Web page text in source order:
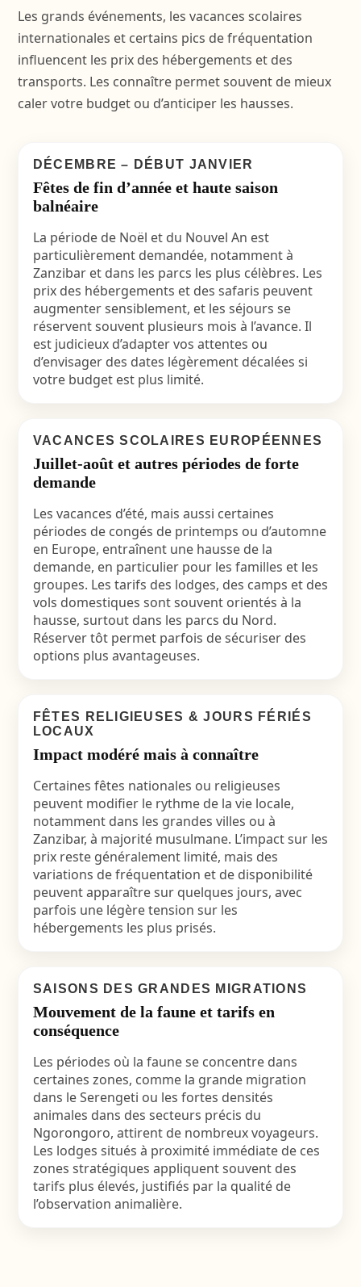
Les grands événements, les vacances scolaires
internationales et certains pics de fréquentation
influencent les prix des hébergements et des
transports. Les connaître permet souvent de mieux
caler votre budget ou d’anticiper les hausses.
DÉCEMBRE – DÉBUT JANVIER
Fêtes de fin d’année et haute saison
balnéaire
La période de Noël et du Nouvel An est
particulièrement demandée, notamment à
Zanzibar et dans les parcs les plus célèbres. Les
prix des hébergements et des safaris peuvent
augmenter sensiblement, et les séjours se
réservent souvent plusieurs mois à l’avance. Il
est judicieux d’adapter vos attentes ou
d’envisager des dates légèrement décalées si
votre budget est plus limité.
VACANCES SCOLAIRES EUROPÉENNES
Juillet-août et autres périodes de forte
demande
Les vacances d’été, mais aussi certaines
périodes de congés de printemps ou d’automne
en Europe, entraînent une hausse de la
demande, en particulier pour les familles et les
groupes. Les tarifs des lodges, des camps et des
vols domestiques sont souvent orientés à la
hausse, surtout dans les parcs du Nord.
Réserver tôt permet parfois de sécuriser des
options plus avantageuses.
FÊTES RELIGIEUSES & JOURS FÉRIÉS
LOCAUX
Impact modéré mais à connaître
Certaines fêtes nationales ou religieuses
peuvent modifier le rythme de la vie locale,
notamment dans les grandes villes ou à
Zanzibar, à majorité musulmane. L’impact sur les
prix reste généralement limité, mais des
variations de fréquentation et de disponibilité
peuvent apparaître sur quelques jours, avec
parfois une légère tension sur les
hébergements les plus prisés.
SAISONS DES GRANDES MIGRATIONS
Mouvement de la faune et tarifs en
conséquence
Les périodes où la faune se concentre dans
certaines zones, comme la grande migration
dans le Serengeti ou les fortes densités
animales dans des secteurs précis du
Ngorongoro, attirent de nombreux voyageurs.
Les lodges situés à proximité immédiate de ces
zones stratégiques appliquent souvent des
tarifs plus élevés, justifiés par la qualité de
l’observation animalière.